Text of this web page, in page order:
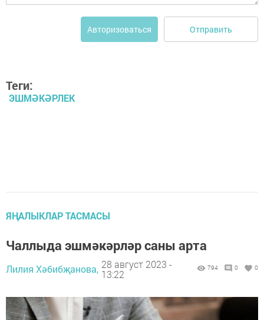
Авторизоваться Отправить
Теги:
ЭШМӘКӘРЛЕК
ЯҢАЛЫКЛАР ТАСМАСЫ
Чаллыда эшмәкәрләр саны арта
Лилия Хәбибҗанова, 28 август 2023 -
13:22
794 0 0